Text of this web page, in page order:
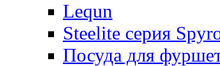
Lequn
Steelite серия
Посуда для